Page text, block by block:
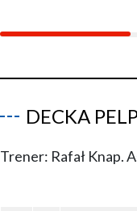
DECKA
Trener: Rafał Knap.